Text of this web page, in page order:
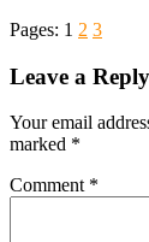
Pages: 1 2 3
Leave a Reply
Your email
marked *
Comment *